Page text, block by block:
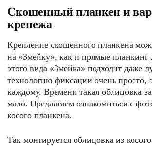
Скошенный планкен и
крепежа
Крепление скошенного планкена
на «Змейку», как и прямые планкинг
этого вида «Змейка» подходит даже
технологию фиксации очень просто,
каждому. Времени такая облицовка
мало. Предлагаем ознакомиться с
косого планкена.
Так монтируется облицовка из